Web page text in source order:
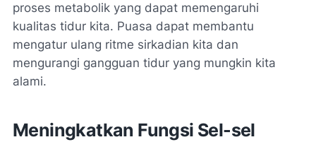
proses metabolik yang dapat memengaruhi
kualitas tidur kita. Puasa dapat membantu
mengatur ulang ritme sirkadian kita dan
mengurangi gangguan tidur yang mungkin kita
alami.
Meningkatkan Fungsi Sel-sel